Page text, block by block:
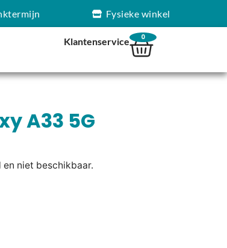
Fysieke winkel
Klantenservice 0
A33 5G
niet beschikbaar.